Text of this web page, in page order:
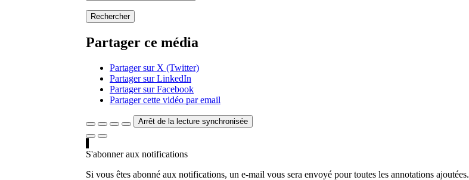
Rechercher
Partager ce média
Partager sur X (Twitter)
Partager sur LinkedIn
Partager sur Facebook
Partager cette vidéo par email
Arrêt de la lecture synchronisée
S'abonner aux notifications
Si vous êtes abonné aux notifications, un e-mail vous sera envoyé pour toutes les annotations ajoutées.